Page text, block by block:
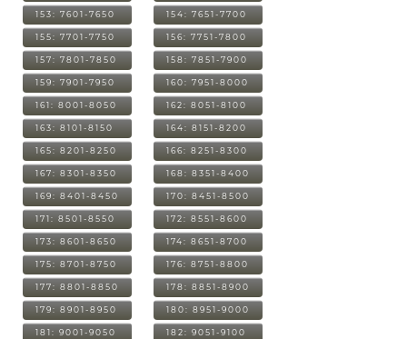
153: 7601-7650 154: 7651-7700
155: 7701-7750 156: 7751-7800
157: 7801-7850 158: 7851-7900
159: 7901-7950 160: 7951-8000
161: 8001-8050 162: 8051-8100
163: 8101-8150 164: 8151-8200
165: 8201-8250 166: 8251-8300
167: 8301-8350 168: 8351-8400
169: 8401-8450 170: 8451-8500
171: 8501-8550 172: 8551-8600
173: 8601-8650 174: 8651-8700
175: 8701-8750 176: 8751-8800
177: 8801-8850 178: 8851-8900
179: 8901-8950 180: 8951-9000
181: 9001-9050 182: 9051-9100